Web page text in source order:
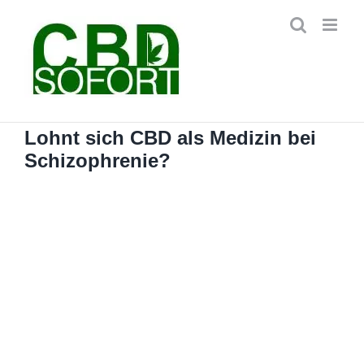
springen
Lohnt sich CBD als Medizin bei
Schizophrenie?